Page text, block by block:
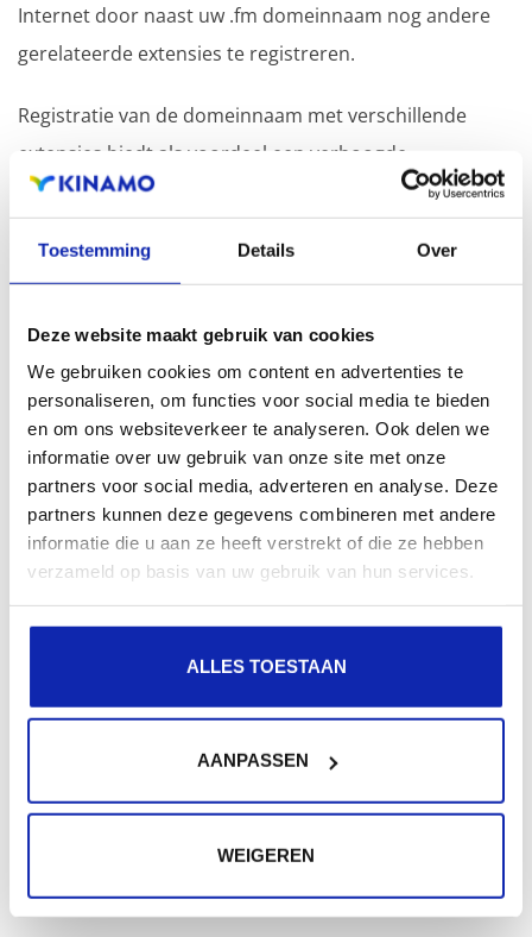
Toestemming Details Over
Deze website maakt gebruik van cookies
We gebruiken cookies om content en advertenties te
personaliseren, om functies voor social media te bieden
en om ons websiteverkeer te analyseren. Ook delen we
informatie over uw gebruik van onze site met onze
partners voor social media, adverteren en analyse. Deze
partners kunnen deze gegevens combineren met andere
informatie die u aan ze heeft verstrekt of die ze hebben
verzameld op basis van uw gebruik van hun services.
ALLES TOESTAAN
AANPASSEN
WEIGEREN
Internet door naast uw .fm domeinnaam nog andere
gerelateerde extensies te registreren.
Registratie van de domeinnaam met verschillende
extensies biedt als voordeel een verhoogde
zichtbaarheid in zoekmachines, geografische
zoekresultaten in zoekmachines.
Registreer uw domeinnamen